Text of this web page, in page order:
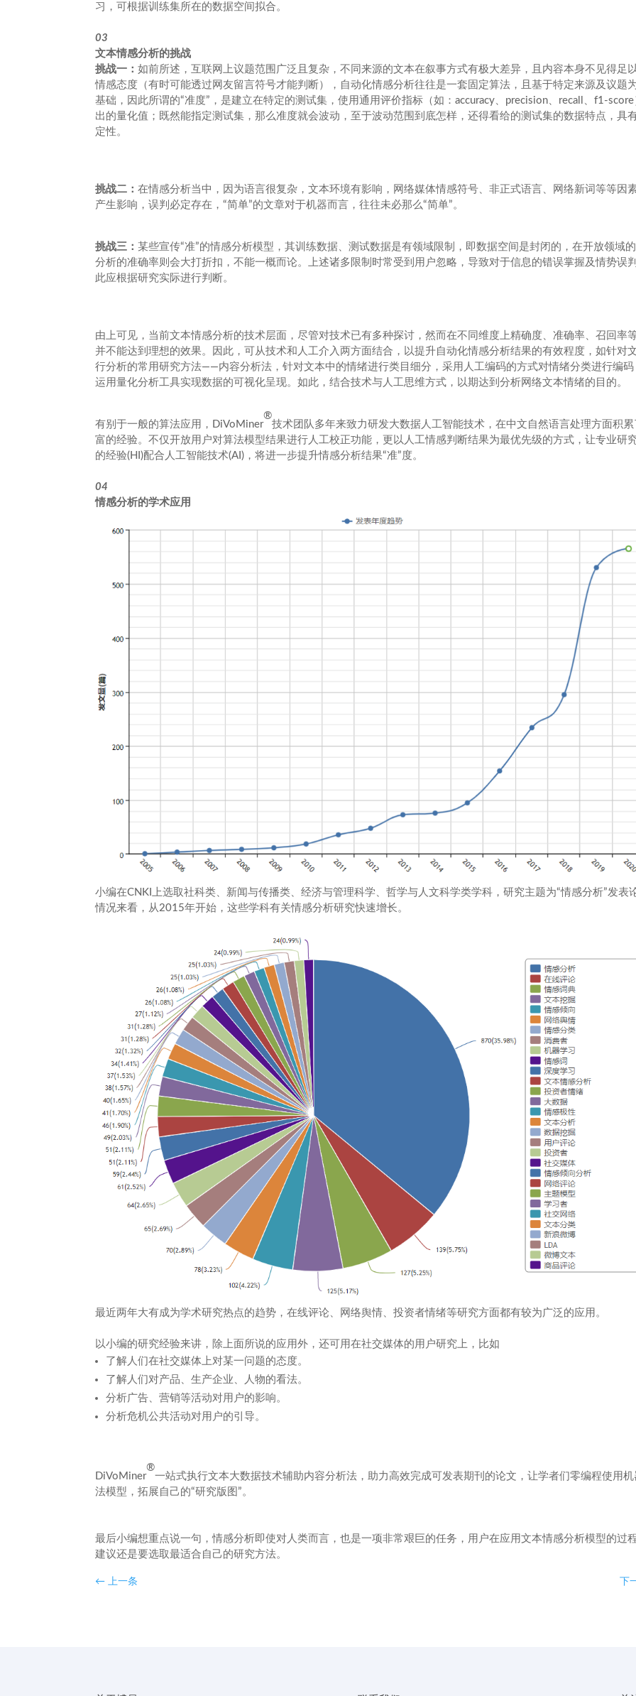
习，可根据训练集所在的数据空间拟合。
03
文本情感分析的挑战
挑战一：如前所述，互联网上议题范围广泛且复杂，不同来源的文本在叙事方式有极大差异，且内容本身不见得足
情感态度（有时可能透过网友留言符号才能判断），自动化情感分析往往是一套固定算法，且基于特定来源及议题
基础，因此所谓的“准度”，是建立在特定的测试集，使用通用评价指标（如：accuracy、precision、recall、f1-
出的量化值；既然能指定测试集，那么准度就会波动，至于波动范围到底怎样，还得看给的测试集的数据特点，具
定性。
挑战二：在情感分析当中，因为语言很复杂，文本环境有影响，网络媒体情感符号、非正式语言、网络新词等等因
产生影响，误判必定存在，“简单”的文章对于机器而言，往往未必那么“简单”。
挑战三：某些宣传“准”的情感分析模型，其训练数据、测试数据是有领域限制，即数据空间是封闭的，在开放领域
分析的准确率则会大打折扣，不能一概而论。上述诸多限制时常受到用户忽略，导致对于信息的错误掌握及情势误
此应根据研究实际进行判断。
由上可见，当前文本情感分析的技术层面，尽管对技术已有多种探讨，然而在不同维度上精确度、准确率、召回率
并不能达到理想的效果。因此，可从技术和人工介入两方面结合，以提升自动化情感分析结果的有效程度，如针对
行分析的常用研究方法——内容分析法，针对文本中的情绪进行类目细分，采用人工编码的方式对情绪分类进行编码
运用量化分析工具实现数据的可视化呈现。如此，结合技术与人工思维方式，以期达到分析网络文本情绪的目的。
有别于一般的算法应用，DiVoMiner
®
技术团队多年来致力研发大数据人工智能技术，在中文自然语言处理方面积
富的经验。不仅开放用户对算法模型结果进行人工校正功能，更以人工情感判断结果为最优先级的方式，让专业研
的经验(HI)配合人工智能技术(AI)，将进一步提升情感分析结果“准”度。
04
情感分析的学术应用
小编在CNKI上选取社科类、新闻与传播类、经济与管理科学、哲学与人文科学类学科，研究主题为“情感分析”发表
情况来看，从2015年开始，这些学科有关情感分析研究快速增长。
最近两年大有成为学术研究热点的趋势，在线评论、网络舆情、投资者情绪等研究方面都有较为广泛的应用。
以小编的研究经验来讲，除上面所说的应用外，还可用在社交媒体的用户研究上，比如
了解人们在社交媒体上对某一问题的态度。
了解人们对产品、生产企业、人物的看法。
分析广告、营销等活动对用户的影响。
分析危机公共活动对用户的引导。
DiVoMiner
®
一站式执行文本大数据技术辅助内容分析法，助力高效完成可发表期刊的论文，让学者们零编程使用
法模型，拓展自己的“研究版图”。
最后小编想重点说一句，情感分析即使对人类而言，也是一项非常艰巨的任务，用户在应用文本情感分析模型的过
建议还是要选取最适合自己的研究方法。
←上一条 下